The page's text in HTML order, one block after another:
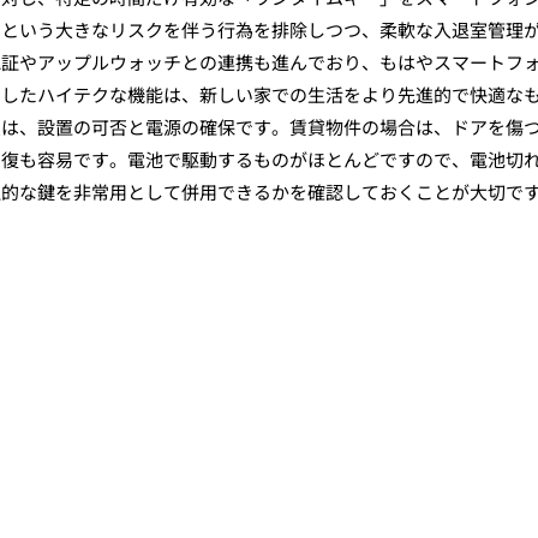
いう大きなリスクを伴う行為を排除しつつ、柔軟な入退室管理
やアップルウォッチとの連携も進んでおり、もはやスマートフ
たハイテクな機能は、新しい家での生活をより先進的で快適な
、設置の可否と電源の確保です。賃貸物件の場合は、ドアを傷
も容易です。電池で駆動するものがほとんどですので、電池切
な鍵を非常用として併用できるかを確認しておくことが大切で